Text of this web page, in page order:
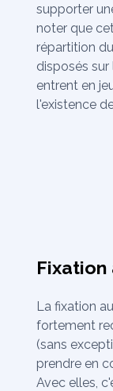
supporter
noter que
répartition
disposés
entrent en
l'existence
Fixation
La fixation
fortement
(sans
prendre en
Avec elles,